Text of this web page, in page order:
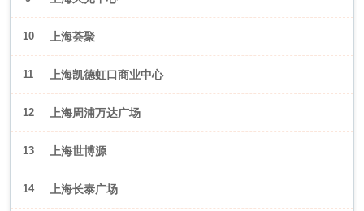
10 上海荟聚
11 上海凯德虹口商业中心
12 上海周浦万达广场
13 上海世博源
14 上海长泰广场